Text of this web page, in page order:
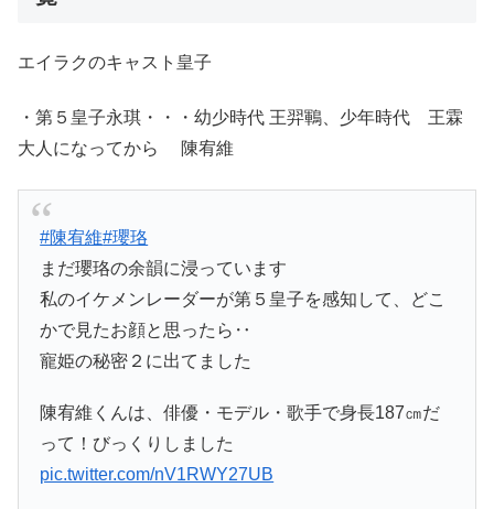
エイラクのキャスト皇子
・第５皇子永琪・・・幼少時代 王羿鶤、少年時代 王霖
大人になってから 陳宥維
#陳宥維#瓔珞
まだ瓔珞の余韻に浸っています
私のイケメンレーダーが第５皇子を感知して、どこ
かで見たお顔と思ったら‥
寵姫の秘密２に出てました
陳宥維くんは、俳優・モデル・歌手で身長187㎝だ
って！びっくりしました
pic.twitter.com/nV1RWY27UB